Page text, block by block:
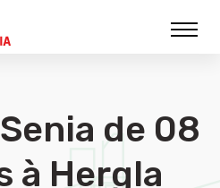
de 08
à Hergla